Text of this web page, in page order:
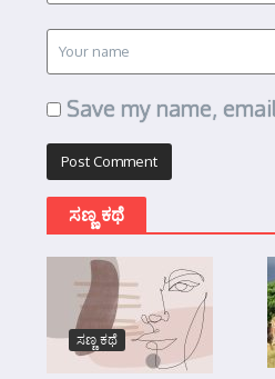
Save my name,
ಸಣ್ಣ ಕಥೆ
ಸಣ್ಣ ಕಥೆ